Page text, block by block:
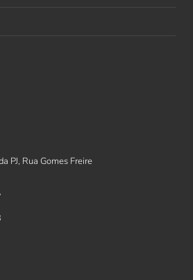
PJ, Rua Gomes Freire